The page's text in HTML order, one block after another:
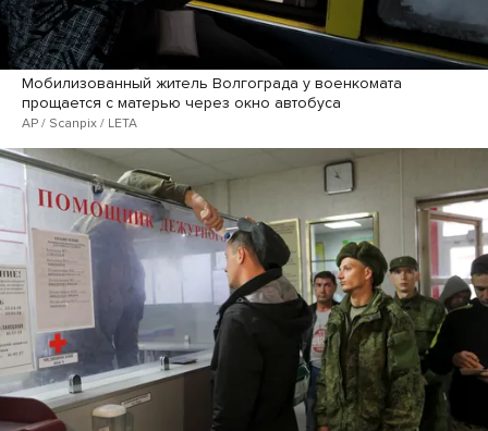
Мобилизованный житель Волгограда у военкомата
прощается с матерью через окно автобуса
AP / Scanpix / LETA